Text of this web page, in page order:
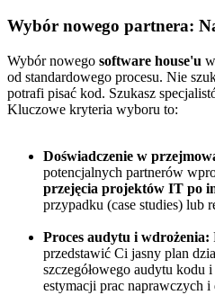
Wybór nowego partnera:
Wybór nowego software house'u
od standardowego procesu. Nie
potrafi pisać kod. Szukasz
Kluczowe kryteria wyboru to:
Doświadczenie w
potencjalnych partnerów
przejęcia projektów IT po
przypadku (case studies) lub
Proces audytu i wdrożenia:
przedstawić Ci jasny plan
szczegółowego audytu kodu
estymacji prac naprawczych